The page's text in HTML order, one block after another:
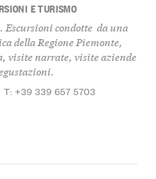
E TURISMO
condotte da una
della Regione Piemonte,
visite narrate, visite aziende
T: +39 339 657 5703